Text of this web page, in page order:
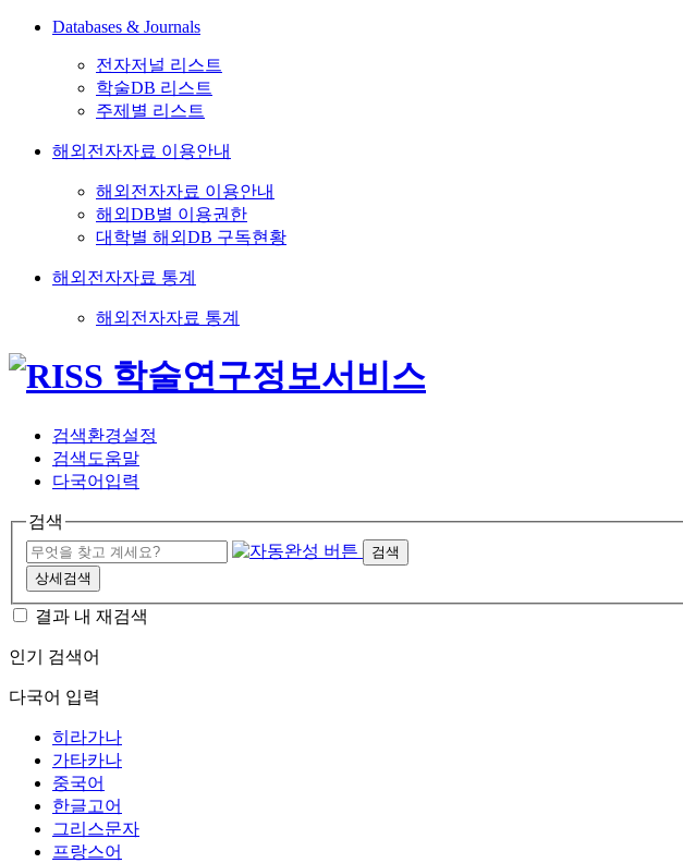
Databases & Journals
전자저널 리스트
학술DB 리스트
주제별 리스트
해외전자자료 이용안내
해외전자자료 이용안내
해외DB별 이용권한
대학별 해외DB 구독현황
해외전자자료 통계
해외전자자료 통계
검색환경설정
검색도움말
다국어입력
검색
검색
상세검색
결과 내 재검색
인기 검색어
다국어 입력
히라가나
가타카나
중국어
한글고어
그리스문자
프랑스어